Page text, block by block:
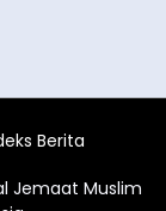
Berita
Jemaat Muslim